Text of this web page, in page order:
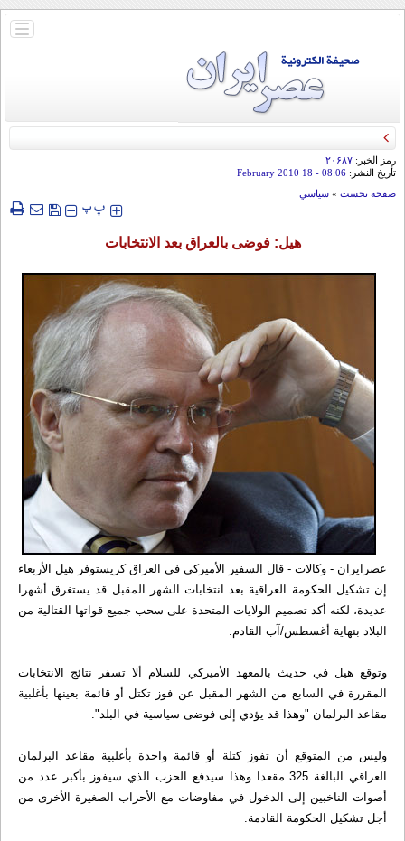
باز
رمز الخبر: ۲۰۶۸۷
تأريخ النشر: 08:06
- 18 February 2010
صفحه نخست » سياسي
‍‍‍ پپ
هيل: فوضى بالعراق بعد الانتخابات
عصرایران - وکالات - قال السفير الأميركي في العراق كريستوفر هيل الأربعاء
إن تشكيل الحكومة العراقية بعد انتخابات الشهر المقبل قد يستغرق أشهرا
عديدة، لكنه أكد تصميم الولايات المتحدة على سحب جميع قواتها القتالية من
البلاد بنهاية أغسطس/آب القادم.
وتوقع هيل في حديث بالمعهد الأميركي للسلام ألا تسفر نتائج الانتخابات
المقررة في السابع من الشهر المقبل عن فوز تكتل أو قائمة بعينها بأغلبية
مقاعد البرلمان "وهذا قد يؤدي إلى فوضى سياسية في البلد".
وليس من المتوقع أن تفوز كتلة أو قائمة واحدة بأغلبية مقاعد البرلمان
العراقي البالغة 325 مقعدا وهذا سيدفع الحزب الذي سيفوز بأكبر عدد من
أصوات الناخبين إلى الدخول في مفاوضات مع الأحزاب الصغيرة الأخرى من
أجل تشكيل الحكومة القادمة.